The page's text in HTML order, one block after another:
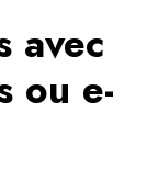
avec
ou e-